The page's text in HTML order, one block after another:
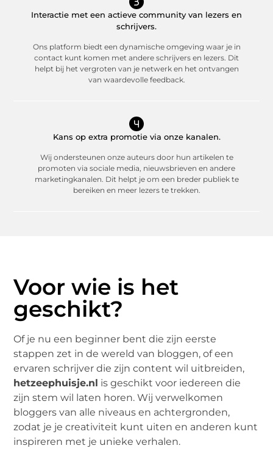
Interactie met een actieve community van lezers en
schrijvers.
Ons platform biedt een dynamische omgeving waar je in
contact kunt komen met andere schrijvers en lezers. Dit
helpt bij het vergroten van je netwerk en het ontvangen
van waardevolle feedback.
Kans op extra promotie via onze kanalen.
Wij ondersteunen onze auteurs door hun artikelen te
promoten via sociale media, nieuwsbrieven en andere
marketingkanalen. Dit helpt je om een breder publiek te
bereiken en meer lezers te trekken.
Voor wie is het
geschikt?
Of je nu een beginner bent die zijn eerste
stappen zet in de wereld van bloggen, of een
ervaren schrijver die zijn content wil uitbreiden,
hetzeephuisje.nl is geschikt voor iedereen die
zijn stem wil laten horen. Wij verwelkomen
bloggers van alle niveaus en achtergronden,
zodat je je creativiteit kunt uiten en anderen kunt
inspireren met je unieke verhalen.